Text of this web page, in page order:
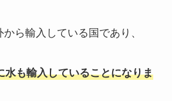
ら輸入している国であり、
水も輸入していることになりま